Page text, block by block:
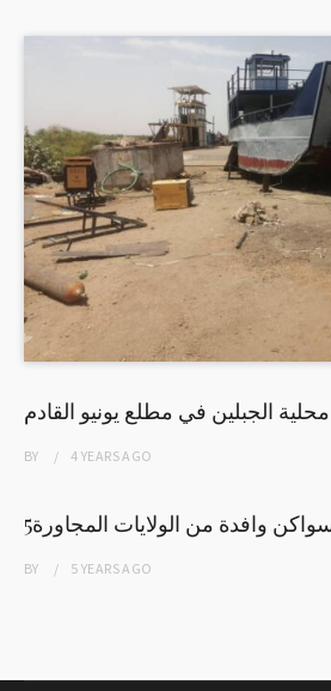
الجبلين في مطلع يونيو القادم
BY 4 YEARSAGO
وافدة من الولايات المجاورة
BY 5 YEARSAGO